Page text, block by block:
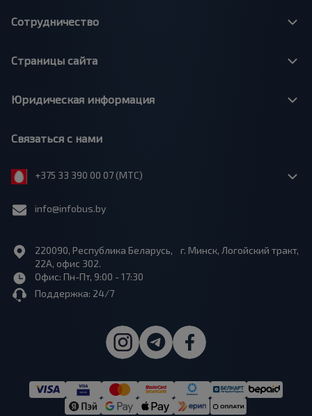
Сотрудничество
Страницы сайта
Юридическая информация
Связаться с нами
+375 33 390 00 07 (МТС)
info@infobus.by
220090, Республика Беларусь, г. Минск, Логойский тракт,
22А, офис 302.
Офис: Пн-Пт, 9:00 - 17:30
Поддержка: 24/7